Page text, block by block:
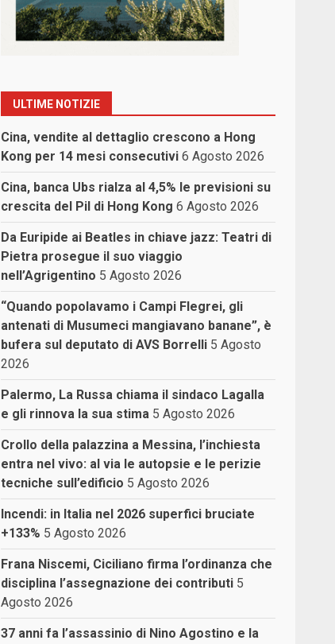
ULTIME NOTIZIE
Cina, vendite al dettaglio crescono a Hong
Kong per 14 mesi consecutivi 6 Agosto 2026
Cina, banca Ubs rialza al 4,5% le previsioni su
crescita del Pil di Hong Kong 6 Agosto 2026
Da Euripide ai Beatles in chiave jazz: Teatri di
Pietra prosegue il suo viaggio
nell’Agrigentino 5 Agosto 2026
“Quando popolavamo i Campi Flegrei, gli
antenati di Musumeci mangiavano banane”, è
bufera sul deputato di AVS Borrelli 5 Agosto
2026
Palermo, La Russa chiama il sindaco Lagalla
e gli rinnova la sua stima 5 Agosto 2026
Crollo della palazzina a Messina, l’inchiesta
entra nel vivo: al via le autopsie e le perizie
tecniche sull’edificio 5 Agosto 2026
Incendi: in Italia nel 2026 superfici bruciate
+133% 5 Agosto 2026
Frana Niscemi, Ciciliano firma l’ordinanza che
disciplina l’assegnazione dei contributi 5
Agosto 2026
37 anni fa l’assassinio di Nino Agostino e la